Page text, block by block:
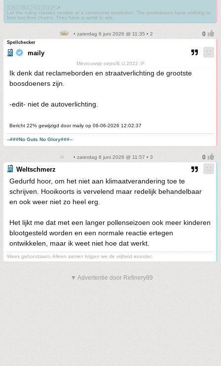
🇨🇳🇻🇳🇱🇦🇨🇺🇰🇵☭
Let the ruling classes tremble at a communist revolution. The proletarians have nothing to
lose but their chains. They have a world to win.
• zaterdag 6 juni 2026 @ 11:35 • 2
Spellchecker
maily
Mevrouwtje oeps/B.U.2022 :P
Ik denk dat reclameborden en straatverlichting de grootste
boosdoeners zijn.
-edit- niet de autoverlichting.
Bericht 22% gewijzigd door maily op 06-06-2026 12:02:37
--###No Guts No Glory###--
• zaterdag 6 juni 2026 @ 11:57 • 3
Weltschmerz
Gedurfd hoor, om het niet aan klimaatverandering toe te
schrijven. Hooikoorts is vervelend maar redelijk behandelbaar
en ook weer niet zo heel erg.
Het lijkt me dat met een langer pollenseizoen ook meer kinderen
blootgesteld worden en een normale reactie ertegen
ontwikkelen, maar ik weet niet hoe dat werkt.
Wees gehoorzaam. Alleen samen krijgen we de vrijheid eronder.
▼ Advertentie door Refinery89